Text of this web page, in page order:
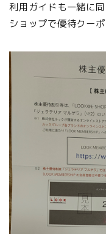
利用ガイドも一緒に
ショップで優待クー